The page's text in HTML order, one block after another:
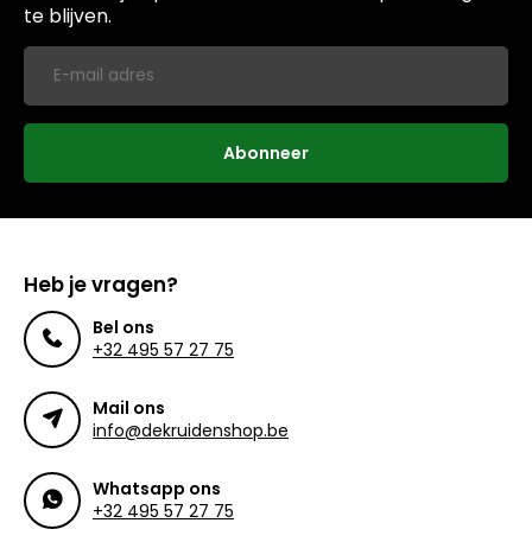
te blijven.
Abonneer
Heb je vragen?
Bel ons
+32 495 57 27 75
Mail ons
info@dekruidenshop.be
Whatsapp ons
+32 495 57 27 75